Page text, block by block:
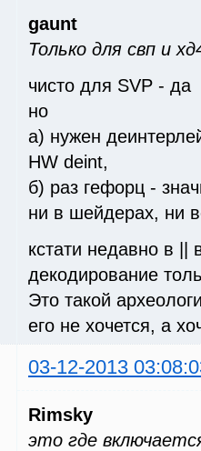
gaunt
Только для свп и
чисто для SVP - да
но
а) нужен
HW deint,
б) раз гефорц -
ни в шейдерах, ни
кстати недавно в ||
декодирование
Это такой
его не хочется, а
03-12-2013
Rimsky
это где